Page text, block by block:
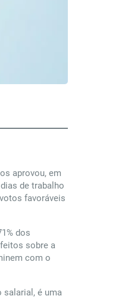
aprovou, em
de trabalho
favoráveis
dos
sobre a
com o
salarial, é uma